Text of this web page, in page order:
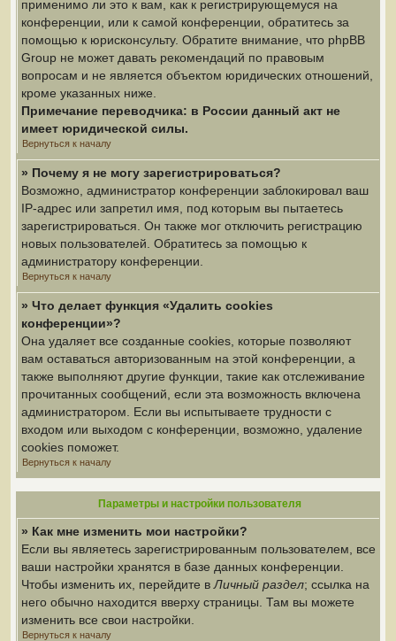
применимо ли это к вам, как к регистрирующемуся на
конференции, или к самой конференции, обратитесь за
помощью к юрисконсульту. Обратите внимание, что phpBB
Group не может давать рекомендаций по правовым
вопросам и не является объектом юридических отношений,
кроме указанных ниже.
Примечание переводчика: в России данный акт не
имеет юридической силы.
Вернуться к началу
» Почему я не могу зарегистрироваться?
Возможно, администратор конференции заблокировал ваш
IP-адрес или запретил имя, под которым вы пытаетесь
зарегистрироваться. Он также мог отключить регистрацию
новых пользователей. Обратитесь за помощью к
администратору конференции.
Вернуться к началу
» Что делает функция «Удалить cookies
конференции»?
Она удаляет все созданные cookies, которые позволяют
вам оставаться авторизованным на этой конференции, а
также выполняют другие функции, такие как отслеживание
прочитанных сообщений, если эта возможность включена
администратором. Если вы испытываете трудности с
входом или выходом с конференции, возможно, удаление
cookies поможет.
Вернуться к началу
Параметры и настройки пользователя
» Как мне изменить мои настройки?
Если вы являетесь зарегистрированным пользователем, все
ваши настройки хранятся в базе данных конференции.
Чтобы изменить их, перейдите в Личный раздел; ссылка на
него обычно находится вверху страницы. Там вы можете
изменить все свои настройки.
Вернуться к началу